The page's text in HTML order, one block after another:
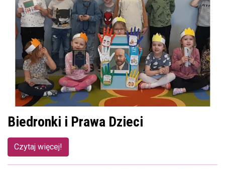
Biedronki i Prawa Dzieci
Czytaj więcej!